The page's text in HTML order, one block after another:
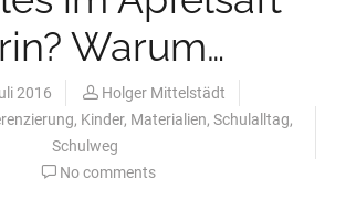
Warum…
2016
Holger Mittelstädt
, Kinder, Materialien, Schulalltag,
Schulweg
No comments